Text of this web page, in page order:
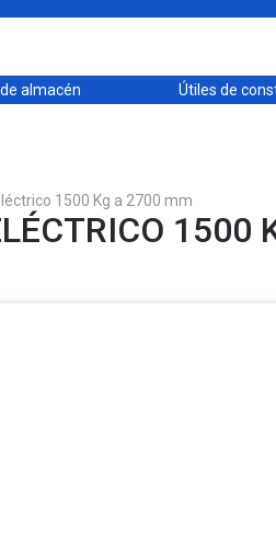
almacén Útiles de
1500 Kg a 2700 mm
1500